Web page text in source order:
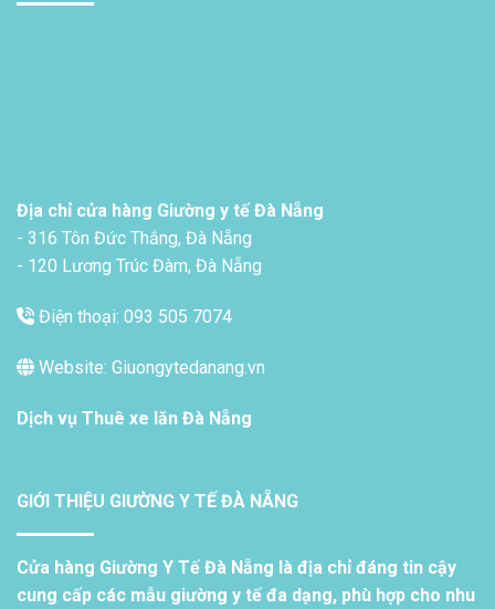
Địa chỉ cửa hàng Giường y tế Đà Nẵng
- 316 Tôn Đức Thắng, Đà Nẵng
- 120 Lương Trúc Đàm, Đà Nẵng
Điện thoại: 093 505 7074
Website: Giuongytedanang.vn
Dịch vụ Thuê xe lăn Đà Nẵng
GIỚI THIỆU GIƯỜNG Y TẾ ĐÀ NẴNG
Cửa hàng Giường Y Tế Đà Nẵng là địa chỉ đáng tin cậy
cung cấp các mẫu giường y tế đa dạng, phù hợp cho nhu